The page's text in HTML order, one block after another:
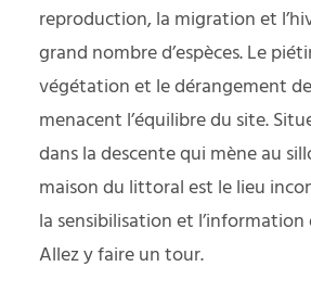
reproduction, la migration et
grand nombre d’espèces. Le
végétation et le dérangement
menacent l’équilibre du site.
dans la descente qui mène au
maison du littoral est le lieu
la sensibilisation et l’information
Allez y faire un tour.